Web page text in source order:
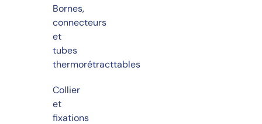
Bornes,
connecteurs
et
tubes
thermorétracttables
Collier
et
fixations